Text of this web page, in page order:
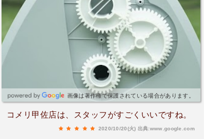
画像は著作権で保護されている場合があります。
コメリ甲佐店は、スタッフがすごくいいですね。
2020/10/20(火) 出典:www.google.com